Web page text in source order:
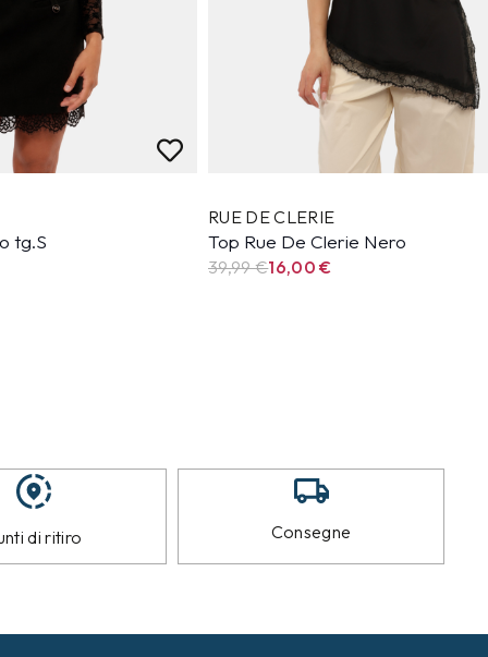
tg.S
RUE DE CLERIE
Top Rue De Clerie Nero
39,99€16,00€
di ritiro Consegne